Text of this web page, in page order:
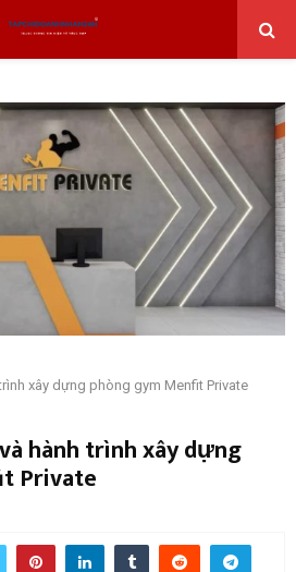
xây dựng phòng gym Menfit Private
hành trình xây dựng
Private